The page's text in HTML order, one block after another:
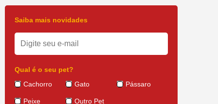
Saiba mais novidades
Qual é o seu pet?
Cachorro
Gato Pássaro
Peixe Outro Pet